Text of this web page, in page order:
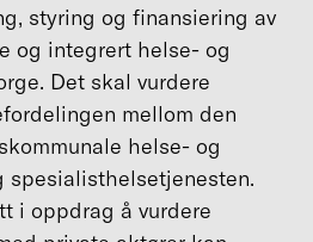
styring og finansiering av
og integrert helse- og
Det skal vurdere
mellom den
helse- og
spesialisthelsetjenesten.
i oppdrag å vurdere